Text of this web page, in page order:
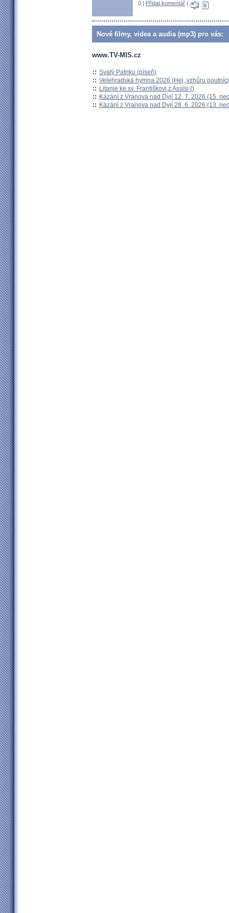
0 | Přidat komentář |
Nové filmy, videa a audia (mp3) pro vás:
www.TV-MIS.cz
:: Svatý Patriku (píseň)
:: Velehradská hymna 2026 (Hej, vzhůru
:: Litanie ke sv. Františkovi z Assisi ()
:: Kázání z Vranova nad Dyjí 12. 7. 2026 (15.
:: Kázání z Vranova nad Dyjí 28. 6. 2026 (13.